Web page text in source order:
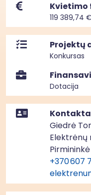
Kvietimo
119 389,74 €
Projektų
Konkursas
Dotacija
Giedrė
Elektrėnų
Pirmininkė
+370 607